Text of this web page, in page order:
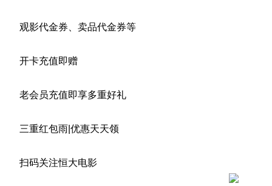
观影代金券、卖品代金券等
开卡充值即赠
老会员充值即享多重好礼
三重红包雨|优惠天天领
扫码关注恒大电影